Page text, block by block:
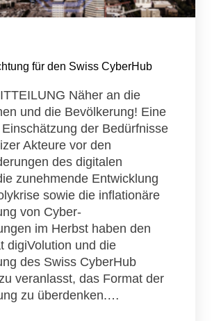
für den Swiss CyberHub
Näher an die
und die Bevölkerung! Eine
der Bedürfnisse
Akteure vor den
des digitalen
zunehmende Entwicklung
sowie die inflationäre
von Cyber-
im Herbst haben den
digiVolution und die
des Swiss CyberHub
veranlasst, das Format der
zu überdenken.…